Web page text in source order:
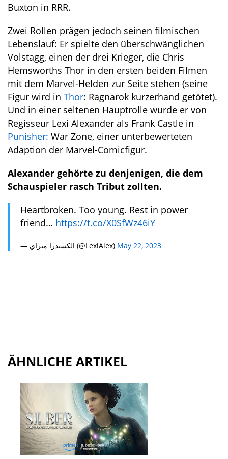
Buxton in RRR.
Zwei Rollen prägen jedoch seinen filmischen
Lebenslauf: Er spielte den überschwänglichen
Volstagg, einen der drei Krieger, die Chris
Hemsworths Thor in den ersten beiden Filmen
mit dem Marvel-Helden zur Seite stehen (seine
Figur wird in Thor: Ragnarok kurzerhand getötet).
Und in einer seltenen Hauptrolle wurde er von
Regisseur Lexi Alexander als Frank Castle in
Punisher: War Zone, einer unterbewerteten
Adaption der Marvel-Comicfigur.
Alexander gehörte zu denjenigen, die dem
Schauspieler rasch Tribut zollten.
Heartbroken. Too young. Rest in power
friend… https://t.co/X0SfWz46iY
— الكسندرا ميراي (@LexiAlex) May 22, 2023
ÄHNLICHE ARTIKEL